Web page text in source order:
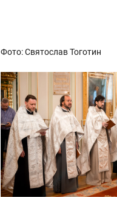
Фото: Святослав Тоготин